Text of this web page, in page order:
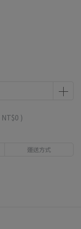
NT$0 )
運送方式